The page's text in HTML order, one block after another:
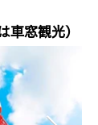
車窓観光）